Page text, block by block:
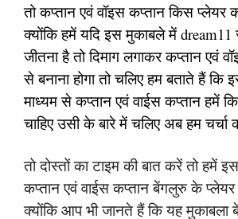
तो कप्तान एवं वॉइस कप्तान किस प्लेयर
क्योंकि हमें यदि इस मुकाबले में
जीतना है तो दिमाग लगाकर कप्तान एवं
से बनाना होगा तो चलिए हम बताते हैं
माध्यम से कप्तान एवं वाईस कप्तान हमें
चाहिए उसी के बारे में चलिए अब हम चर्चा
तो दोस्तों का टाइम की बात करें तो हमें
कप्तान एवं वाईस कप्तान बेंगलुरु के प्लेयर
क्योंकि आप भी जानते हैं कि यह मुकाबला